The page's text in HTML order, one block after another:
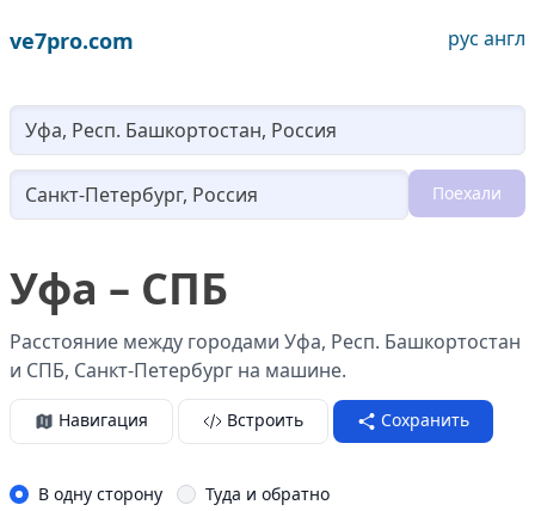
ve7pro.com рус англ
Loading...
Поехали
Уфа – СПБ
Расстояние между городами Уфа, Респ. Башкортостан
и СПБ, Санкт-Петербург на машине.
Навигация Встроить Сохранить
В одну сторону Туда и обратно